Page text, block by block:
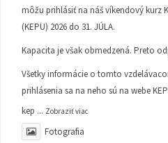
môžu prihlásiť na náš víkendový kurz
(KEPU) 2026 do 31. JÚLA.
Kapacita je však obmedzená. Preto
Všetky informácie o tomto
prihlásenia sa na neho sú na webe
kep ... Zobraziť viac
Fotografia